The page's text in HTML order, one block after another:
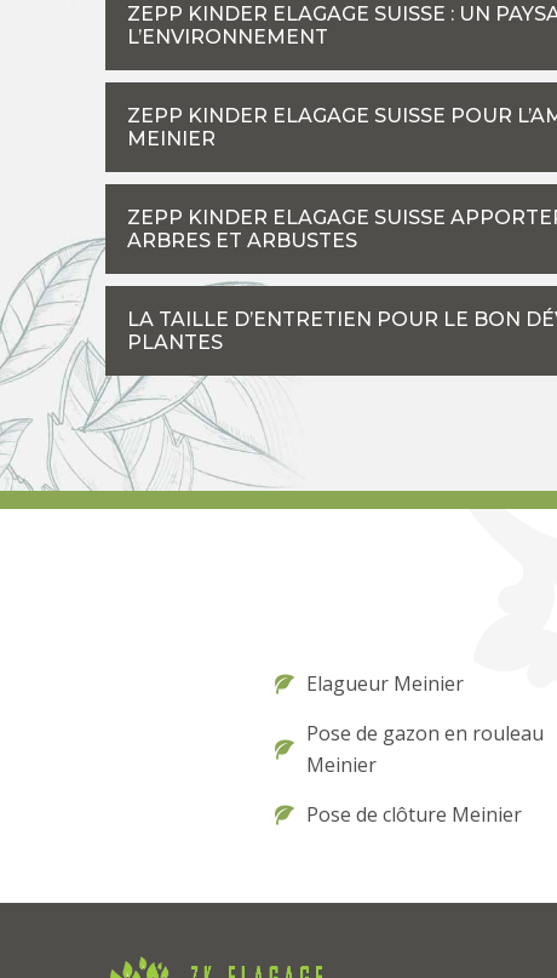
ZEPP KINDER ELAGAGE SUISSE : UN
L’ENVIRONNEMENT
ZEPP KINDER ELAGAGE SUISSE POUR
MEINIER
ZEPP KINDER ELAGAGE SUISSE
ARBRES ET ARBUSTES
LA TAILLE D’ENTRETIEN POUR LE BON
PLANTES
Elagueur Meinier
Pose de gazon en rouleau
Meinier
Pose de clôture Meinier